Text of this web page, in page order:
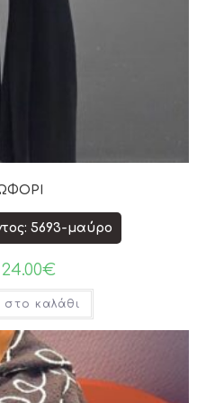
5693-μαύρο
24.00€
καλάθι